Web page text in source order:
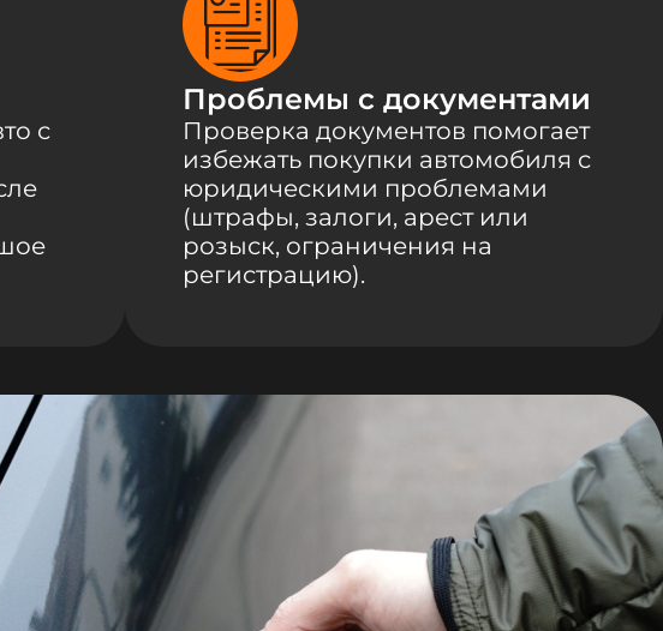
с
Проблемы с документами
Проверка документов помогает
избежать покупки автомобиля с
юридическими проблемами
(штрафы, залоги, арест или
розыск, ограничения на
регистрацию).